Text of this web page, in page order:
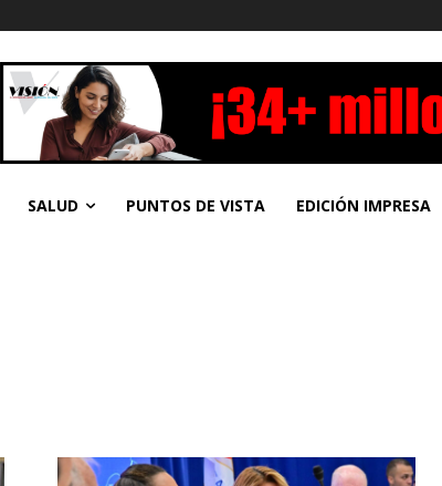
SALUD PUNTOS DE VISTA EDICIÓN IMPRESA